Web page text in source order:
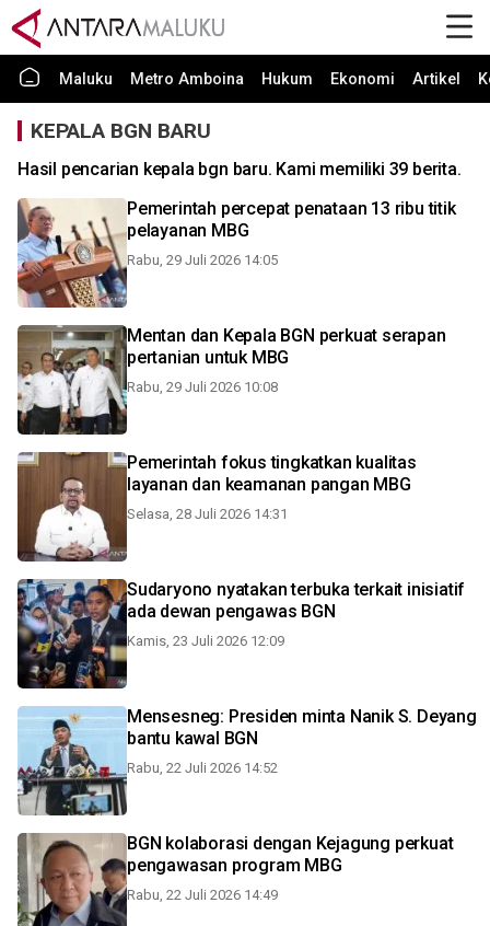
Maluku Metro Amboina Hukum Ekonomi Artikel
KEPALA BGN BARU
Hasil pencarian kepala bgn baru. Kami memiliki 39 berita.
Pemerintah percepat penataan 13 ribu titik
pelayanan MBG
Rabu, 29 Juli 2026 14:05
Mentan dan Kepala BGN perkuat serapan
pertanian untuk MBG
Rabu, 29 Juli 2026 10:08
Pemerintah fokus tingkatkan kualitas
layanan dan keamanan pangan MBG
Selasa, 28 Juli 2026 14:31
Sudaryono nyatakan terbuka terkait inisiatif
ada dewan pengawas BGN
Kamis, 23 Juli 2026 12:09
Mensesneg: Presiden minta Nanik S. Deyang
bantu kawal BGN
Rabu, 22 Juli 2026 14:52
BGN kolaborasi dengan Kejagung perkuat
pengawasan program MBG
Rabu, 22 Juli 2026 14:49